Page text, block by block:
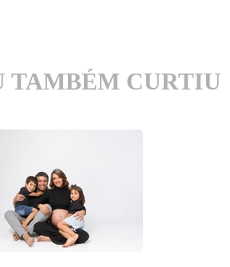
TAMBÉM CURTIU